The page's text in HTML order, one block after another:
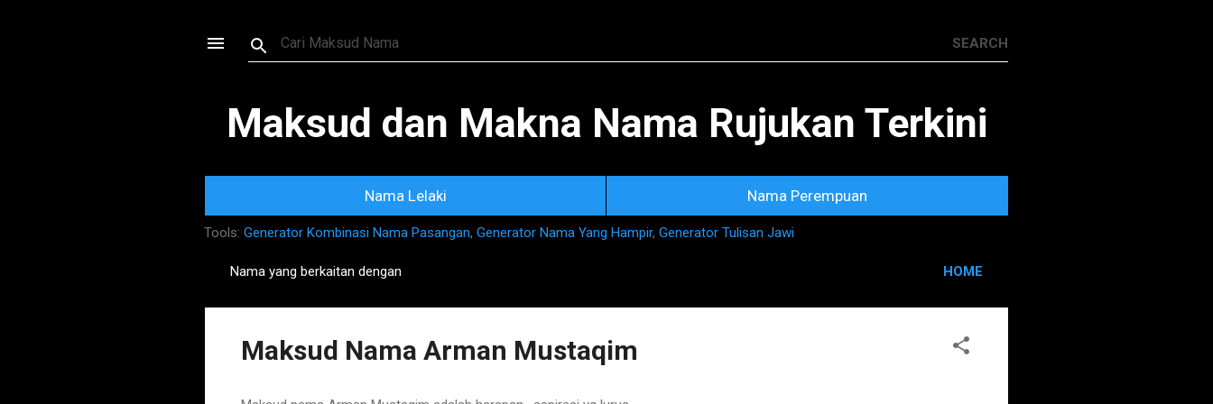
Maksud dan Makna Nama Rujukan Terkini
Nama Lelaki Nama Perempuan
Tools: Generator Kombinasi Nama Pasangan, Generator Nama Yang Hampir, Generator Tulisan Jawi
o
Nama yang berkaitan dengan HOME
Maksud Nama Arman Mustaqim